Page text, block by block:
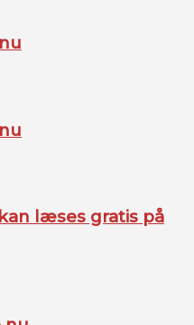
læses gratis på